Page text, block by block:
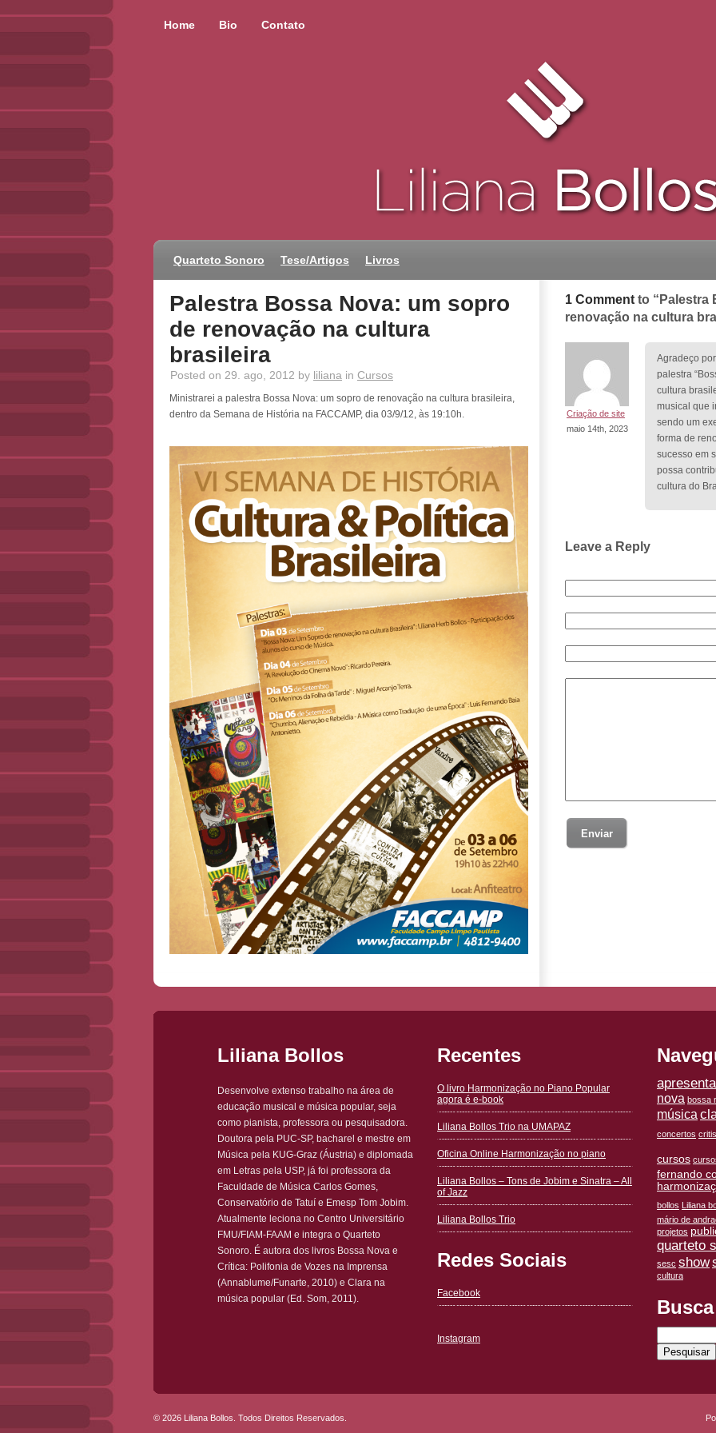
Home Bio Contato
Quarteto Sonoro Tese/Artigos Livros
Palestra Bossa Nova: um sopro
de renovação na cultura
brasileira
Posted on 29. ago, 2012 by liliana in Cursos
Ministrarei a palestra Bossa Nova: um sopro de renovação na cultura brasileira,
dentro da Semana de História na FACCAMP, dia 03/9/12, às 19:10h.
1 Comment to “Palestra
renovação na cultura
Criação de site
maio 14th, 2023
Agradeço
palestra
cultura
musical que
sendo um
forma de
sucesso em
possa
cultura do
Leave a Reply
Liliana Bollos
Desenvolve extenso trabalho na área de
educação musical e música popular, seja
como pianista, professora ou pesquisadora.
Doutora pela PUC-SP, bacharel e mestre em
Música pela KUG-Graz (Áustria) e diplomada
em Letras pela USP, já foi professora da
Faculdade de Música Carlos Gomes,
Conservatório de Tatuí e Emesp Tom Jobim.
Atualmente leciona no Centro Universitário
FMU/FIAM-FAAM e integra o Quarteto
Sonoro. É autora dos livros Bossa Nova e
Crítica: Polifonia de Vozes na Imprensa
(Annablume/Funarte, 2010) e Clara na
música popular (Ed. Som, 2011).
Recentes
O livro Harmonização no Piano Popular
agora é e-book
Liliana Bollos Trio na UMAPAZ
Oficina Online Harmonização no piano
Liliana Bollos – Tons de Jobim e Sinatra – All
of Jazz
Liliana Bollos Trio
Redes Sociais
Facebook
Instagram
nova bossa
música
concertos
cursos
fernando
bollos Liliana
mário de
projetos
quarteto
sesc show
cultura
Busca
por:
© 2026 Liliana Bollos. Todos Direitos Reservados.